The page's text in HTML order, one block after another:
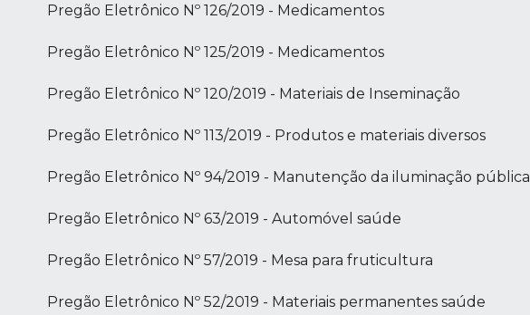
Pregão Eletrônico Nº 126/2019 - Medicamentos
Pregão Eletrônico Nº 125/2019 - Medicamentos
Pregão Eletrônico Nº 120/2019 - Materiais de Inseminação
Pregão Eletrônico Nº 113/2019 - Produtos e materiais diversos
Pregão Eletrônico Nº 94/2019 - Manutenção da iluminação pública
Pregão Eletrônico Nº 63/2019 - Automóvel saúde
Pregão Eletrônico Nº 57/2019 - Mesa para fruticultura
Pregão Eletrônico Nº 52/2019 - Materiais permanentes saúde